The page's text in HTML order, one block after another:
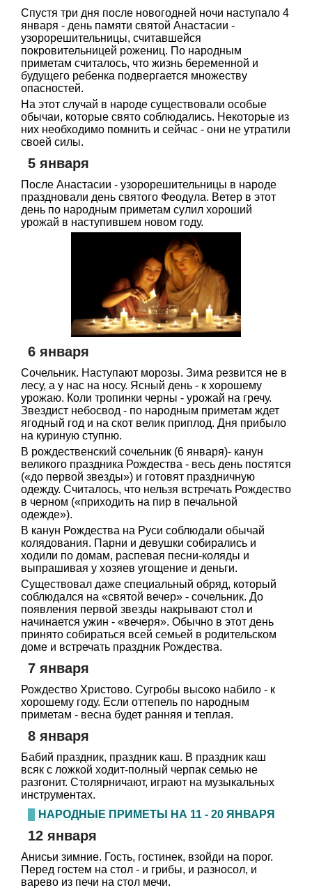
Спустя три дня после новогодней ночи наступало 4
января - день памяти святой Анастасии -
узорорешительницы, считавшейся
покровительницей рожениц. По народным
приметам считалось, что жизнь беременной и
будущего ребенка подвергается множеству
опасностей.
На этот случай в народе существовали особые
обычаи, которые свято соблюдались. Некоторые из
них необходимо помнить и сейчас - они не утратили
своей силы.
5 января
После Анастасии - узорорешительницы в народе
праздновали день святого Феодула. Ветер в этот
день по народным приметам сулил хороший
урожай в наступившем новом году.
6 января
Сочельник. Наступают морозы. Зима резвится не в
лесу, а у нас на носу. Ясный день - к хорошему
урожаю. Коли тропинки черны - урожай на гречу.
Звездист небосвод - по народным приметам ждет
ягодный год и на скот велик приплод. Дня прибыло
на куриную ступню.
В рождественский сочельник (6 января)- канун
великого праздника Рождества - весь день постятся
(«до первой звезды») и готовят праздничную
одежду. Считалось, что нельзя встречать Рождество
в черном («приходить на пир в печальной
одежде»).
В канун Рождества на Руси соблюдали обычай
колядования. Парни и девушки собирались и
ходили по домам, распевая песни-коляды и
выпрашивая у хозяев угощение и деньги.
Существовал даже специальный обряд, который
соблюдался на «святой вечер» - сочельник. До
появления первой звезды накрывают стол и
начинается ужин - «вечеря». Обычно в этот день
принято собираться всей семьей в родительском
доме и встречать праздник Рождества.
7 января
Рождество Христово. Сугробы высоко набило - к
хорошему году. Если оттепель по народным
приметам - весна будет ранняя и теплая.
8 января
Бабий праздник, праздник каш. В праздник каш
всяк с ложкой ходит-полный черпак семью не
разгонит. Столярничают, играют на музыкальных
инструментах.
НАРОДНЫЕ ПРИМЕТЫ НА 11 - 20 ЯНВАРЯ
12 января
Анисьи зимние. Гость, гостинек, взойди на порог.
Перед гостем на стол - и грибы, и разносол, и
варево из печи на стол мечи.